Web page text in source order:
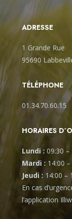
ADRESSE
1 Grande Rue
95690
TÉLÉPHONE
01.34.70.60.15
HORAIRES
Lundi : 09:30 –
Mardi : 14:00 –
Jeudi : 14:00 –
En cas
l’application